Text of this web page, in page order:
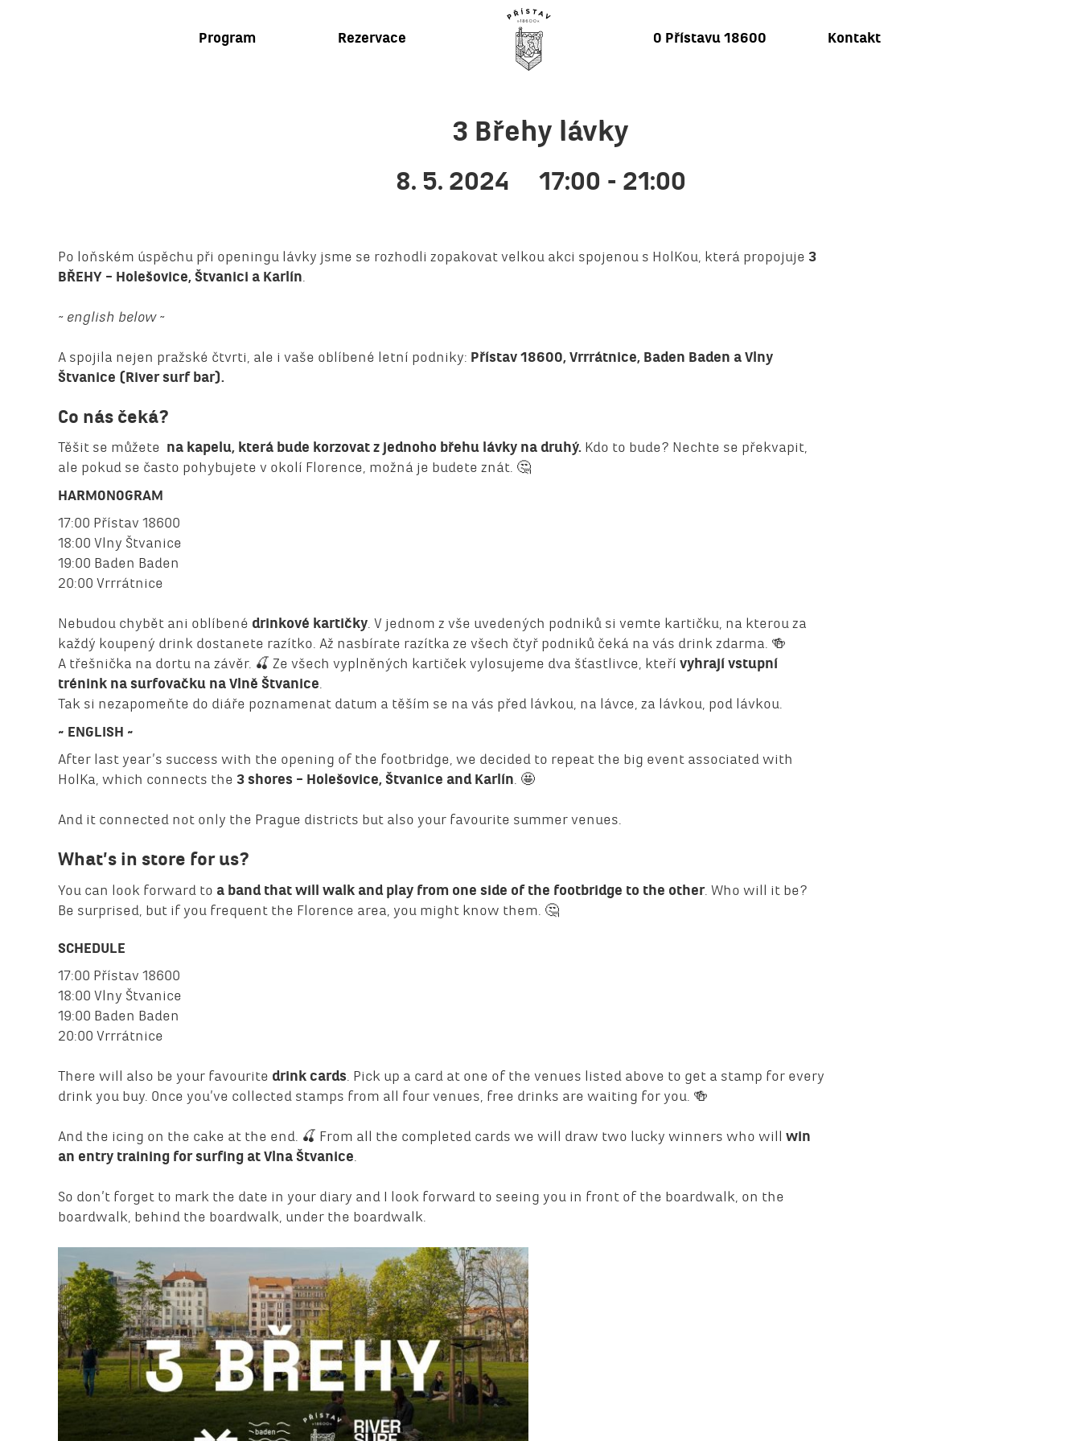
Program Rezervace O Přístavu 18600 Kontakt
3 Břehy lávky
8. 5. 2024 17:00 - 21:00
Po loňském úspěchu při openingu lávky jsme se rozhodli zopakovat velkou akci spojenou s HolKou, která propojuje 3
BŘEHY – Holešovice, Štvanici a Karlín
~ english below ~
A spojila nejen pražské čtvrti, ale i vaše oblíbené letní podniky: Přístav 18600, Vrrrátnice, Baden Baden a Vlny
Štvanice (River surf bar).
Co nás čeká?
Těšit se můžete na kapelu, která bude korzovat z jednoho břehu lávky na druhý. Kdo to bude? Nechte se překvapit,
ale pokud se často pohybujete v okolí Florence, možná je budete znát. 🤔
HARMONOGRAM
17:00 Přístav 18600
18:00 Vlny Štvanice
19:00 Baden Baden
20:00 Vrrrátnice
Nebudou chybět ani oblíbené drinkové kartičky. V jednom z vše uvedených podniků si vemte kartičku, na kterou za
každý koupený drink dostanete razítko. Až nasbírate razítka ze všech čtyř podniků čeká na vás drink zdarma. 🍻
A třešnička na dortu na závěr. 🍒 Ze všech vyplněných kartiček vylosujeme dva šťastlivce, kteří vyhrají vstupní
trénink na surfovačku na Vlně Štvanice.
Tak si nezapomeňte do diáře poznamenat datum a těším se na vás před lávkou, na lávce, za lávkou, pod lávkou.
~ ENGLISH ~
After last year’s success with the opening of the footbridge, we decided to repeat the big event associated with
HolKa, which connects the 3 shores – Holešovice, Štvanice and Karlín. 🤩
And it connected not only the Prague districts but also your favourite summer venues.
What’s in store for us?
You can look forward to a band that will walk and play from one side of the footbridge to the other. Who will it be?
Be surprised, but if you frequent the Florence area, you might know them. 🤔
SCHEDULE
17:00 Přístav 18600
18:00 Vlny Štvanice
19:00 Baden Baden
20:00 Vrrrátnice
There will also be your favourite drink cards. Pick up a card at one of the venues listed above to get a stamp for every
drink you buy. Once you’ve collected stamps from all four venues, free drinks are waiting for you. 🍻
And the icing on the cake at the end. 🍒 From all the completed cards we will draw two lucky winners who will win
an entry training for surfing at Vlna Štvanice.
So don’t forget to mark the date in your diary and I look forward to seeing you in front of the boardwalk, on the
boardwalk, behind the boardwalk, under the boardwalk.